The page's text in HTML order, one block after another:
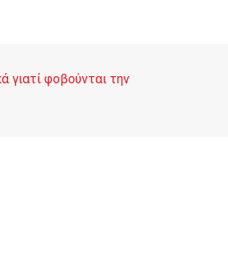
γιατί φοβούνται την